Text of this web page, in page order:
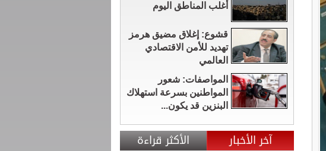
أغلب المناطق اليوم
قشوع: إغلاق مضيق هرمز
تهديد للأمن الاقتصادي
العالمي
المواصفات: شعور
المواطنين بسرعة استهلاك
البنزين قد يكون...
آخر الأخبار الأكثر قراءة